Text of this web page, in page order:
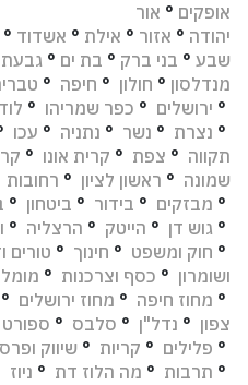
אופקים ° אור
יהודה ° אזור ° אילת ° אשדוד °
שבע ° בני ברק ° בת ים °
מנדלסון ° חולון ° חיפה °
° ירושלים ° כפר שמריהו ° לוד
° נצרת ° נשר ° נתניה ° עכו
תקווה ° צפת ° קרית אונו °
שמונה ° ראשון לציון ° רחובות
° מבזקים ° בידור ° ביטחון °
° גוש דן ° הייטק ° הרצליה °
° חוק ומשפט ° חינוך ° טורים
ושומרון ° כסף וצרכנות °
° מחוז חיפה ° מחוז ירושלים °
צפון ° נדל"ן ° סלבס ° ספורט
° פלילים ° קריות ° שיווק
° תרבות ° מה הלוז דת ° ניוז